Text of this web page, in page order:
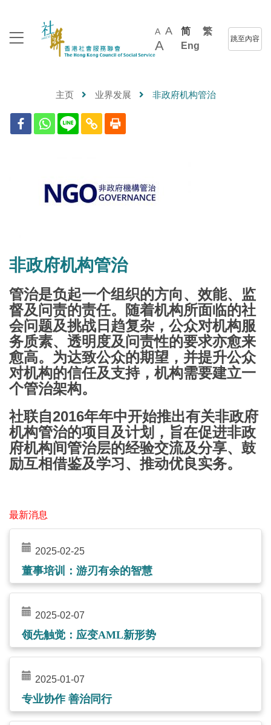
A A
A
简
繁
Eng
跳至內容
主页 业界发展 非政府机构管治
非政府机构管治
管治是负起一个组织的方向、效能、监
督及问责的责任。随着机构所面临的社
会问题及挑战日趋复杂，公众对机构服
务质素、透明度及问责性的要求亦愈来
愈高。为达致公众的期望，并提升公众
对机构的信任及支持，机构需要建立一
个管治架构。
社联自2016年年中开始推出有关非政府
机构管治的项目及计划，旨在促进非政
府机构间管治层的经验交流及分享、鼓
励互相借鉴及学习、推动优良实务。
最新消息
2025-02-25
董事培训：游刃有余的智慧
2025-02-07
领先触觉：应变AML新形势
2025-01-07
专业协作 善治同行